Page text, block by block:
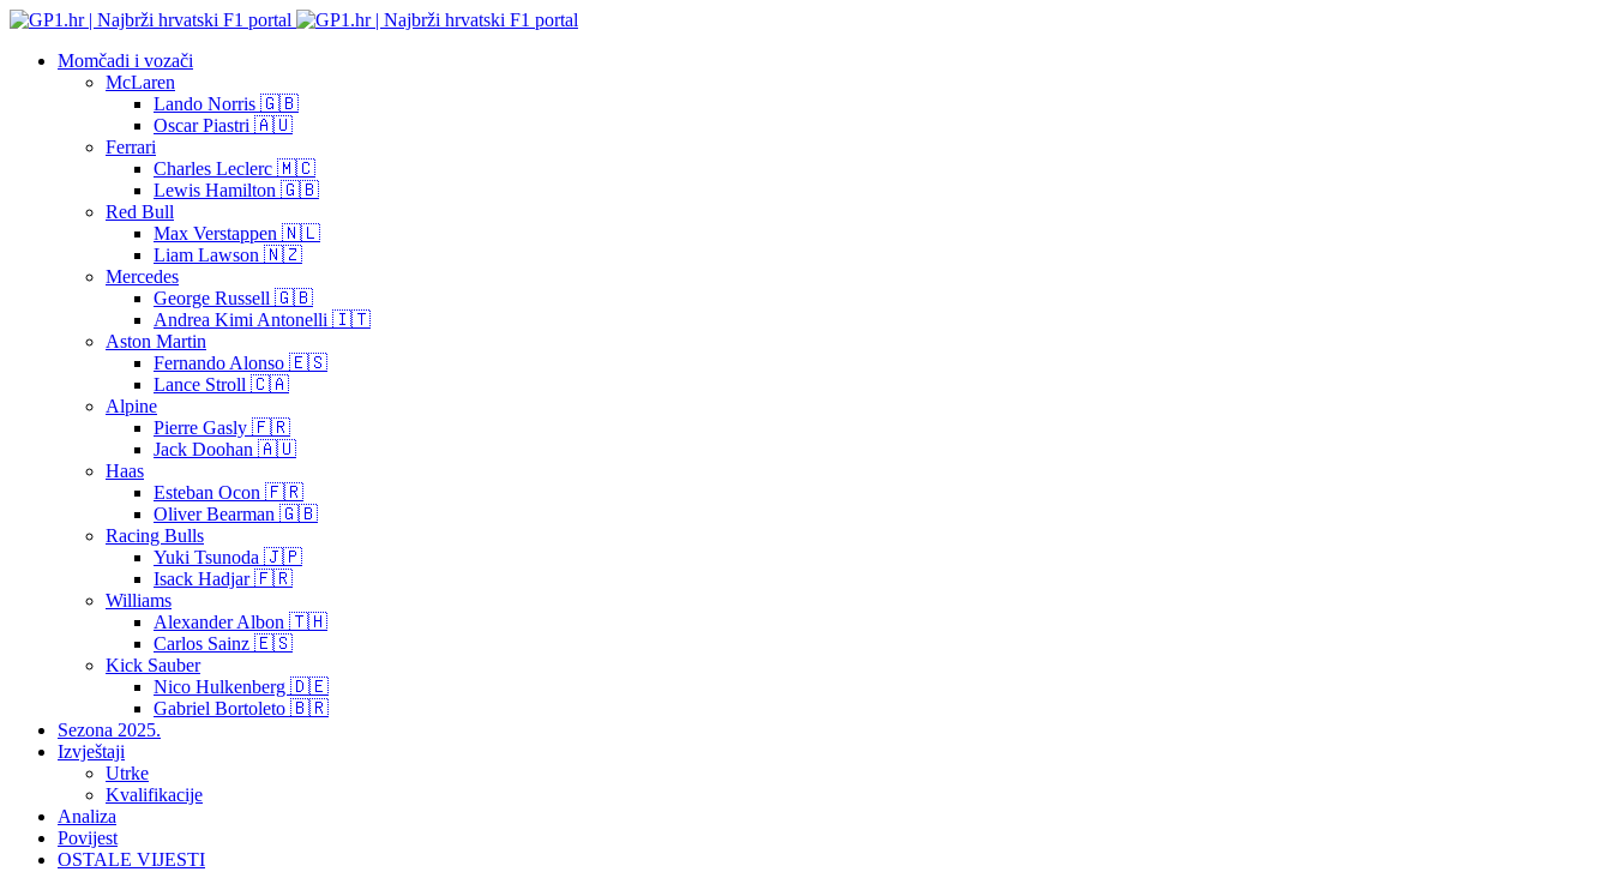
Momčadi i vozači
McLaren
Lando Norris 🇬🇧
Oscar Piastri 🇦🇺
Ferrari
Charles Leclerc 🇲🇨
Lewis Hamilton 🇬🇧
Red Bull
Max Verstappen 🇳🇱
Liam Lawson 🇳🇿
Mercedes
George Russell 🇬🇧
Andrea Kimi Antonelli 🇮🇹
Aston Martin
Fernando Alonso 🇪🇸
Lance Stroll 🇨🇦
Alpine
Pierre Gasly 🇫🇷
Jack Doohan 🇦🇺
Haas
Esteban Ocon 🇫🇷
Oliver Bearman 🇬🇧
Racing Bulls
Yuki Tsunoda 🇯🇵
Isack Hadjar 🇫🇷
Williams
Alexander Albon 🇹🇭
Carlos Sainz 🇪🇸
Kick Sauber
Nico Hulkenberg 🇩🇪
Gabriel Bortoleto 🇧🇷
Sezona 2025.
Izvještaji
Utrke
Kvalifikacije
Analiza
Povijest
OSTALE VIJESTI